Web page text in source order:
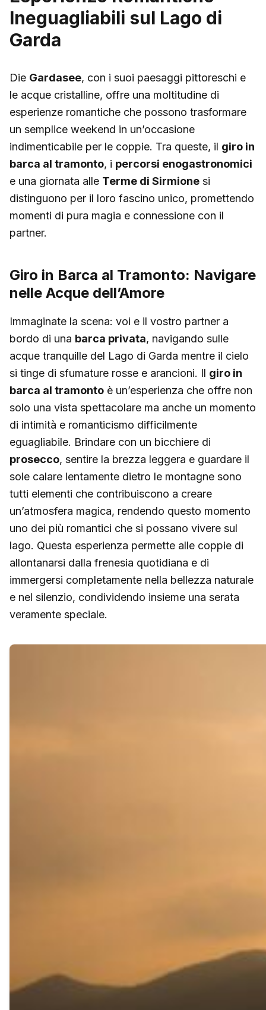
Ineguagliabili sul Lago di
Garda
Die Gardasee, con i suoi paesaggi pittoreschi e
le acque cristalline, offre una moltitudine di
esperienze romantiche che possono trasformare
un semplice weekend in un’occasione
indimenticabile per le coppie. Tra queste, il giro in
barca al tramonto, i percorsi enogastronomici
e una giornata alle Terme di Sirmione si
distinguono per il loro fascino unico, promettendo
momenti di pura magia e connessione con il
partner.
Giro in Barca al Tramonto: Navigare
nelle Acque dell’Amore
Immaginate la scena: voi e il vostro partner a
bordo di una barca privata, navigando sulle
acque tranquille del Lago di Garda mentre il cielo
si tinge di sfumature rosse e arancioni. Il giro in
barca al tramonto è un’esperienza che offre non
solo una vista spettacolare ma anche un momento
di intimità e romanticismo difficilmente
eguagliabile. Brindare con un bicchiere di
prosecco, sentire la brezza leggera e guardare il
sole calare lentamente dietro le montagne sono
tutti elementi che contribuiscono a creare
un’atmosfera magica, rendendo questo momento
uno dei più romantici che si possano vivere sul
lago. Questa esperienza permette alle coppie di
allontanarsi dalla frenesia quotidiana e di
immergersi completamente nella bellezza naturale
e nel silenzio, condividendo insieme una serata
veramente speciale.